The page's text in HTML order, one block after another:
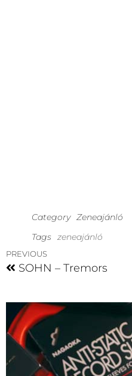
Category Zeneajánló
Tags zeneajánló
PREVIOUS
SOHN – Tremors